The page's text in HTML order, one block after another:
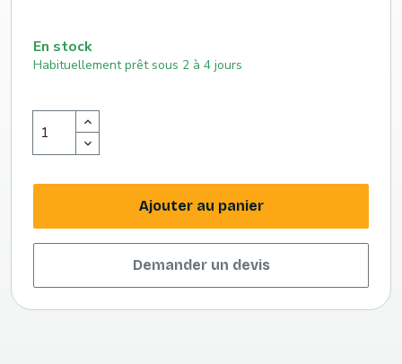
En stock
Habituellement prêt sous 2 à 4 jours
Ajouter au panier
Demander un devis